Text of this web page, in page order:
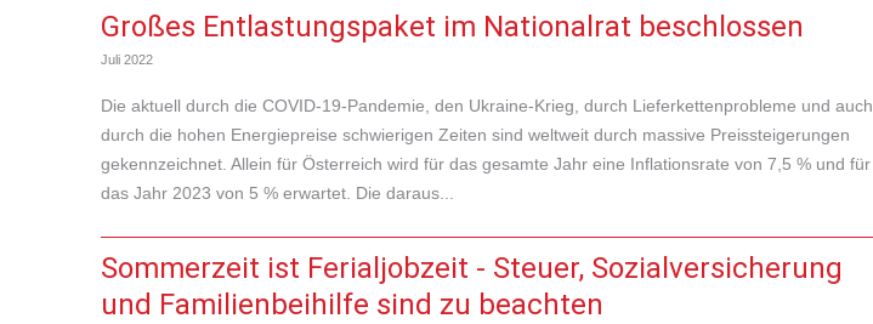
Großes Entlastungspaket im Nationalrat beschlossen
Juli 2022
Die aktuell durch die COVID-19-Pandemie, den Ukraine-Krieg, durch Lieferkettenprobleme und auch
durch die hohen Energiepreise schwierigen Zeiten sind weltweit durch massive Preissteigerungen
gekennzeichnet. Allein für Österreich wird für das gesamte Jahr eine Inflationsrate von 7,5 % und für
das Jahr 2023 von 5 % erwartet. Die daraus...
Sommerzeit ist Ferialjobzeit - Steuer, Sozialversicherung
und Familienbeihilfe sind zu beachten